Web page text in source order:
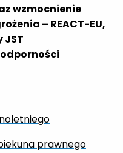
wzmocnienie
– REACT-EU,
JST
prawnego